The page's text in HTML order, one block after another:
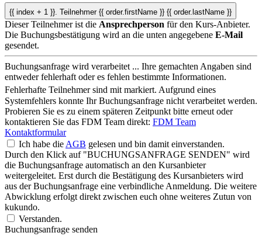
{{ index + 1 }}. Teilnehmer {{ order.firstName }} {{ order.lastName }}
Dieser Teilnehmer ist die Ansprechperson für den Kurs-Anbieter.
Die Buchungsbestätigung wird an die unten angegebene E-Mail
gesendet.
Buchungsanfrage wird verarbeitet ... Ihre gemachten Angaben sind
entweder fehlerhaft oder es fehlen bestimmte Informationen.
Fehlerhafte Teilnehmer sind mit markiert. Aufgrund eines
Systemfehlers konnte Ihr Buchungsanfrage nicht verarbeitet werden.
Probieren Sie es zu einem späteren Zeitpunkt bitte erneut oder
kontaktieren Sie das FDM Team direkt: FDM Team
Kontaktformular
Ich habe die AGB gelesen und bin damit einverstanden.
Durch den Klick auf "BUCHUNGSANFRAGE SENDEN" wird
die Buchungsanfrage automatisch an den Kursanbieter
weitergeleitet. Erst durch die Bestätigung des Kursanbieters wird
aus der Buchungsanfrage eine verbindliche Anmeldung. Die weitere
Abwicklung erfolgt direkt zwischen euch ohne weiteres Zutun von
kukundo.
Verstanden.
Buchungsanfrage senden